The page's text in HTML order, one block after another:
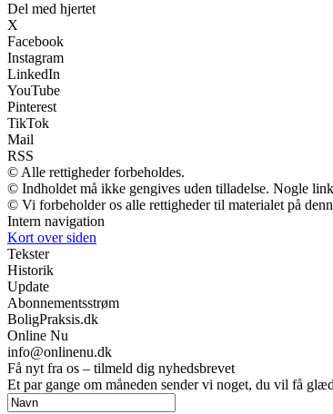
Del med hjertet
X
Facebook
Instagram
LinkedIn
YouTube
Pinterest
TikTok
Mail
RSS
© Alle rettigheder forbeholdes.
© Indholdet må ikke gengives uden tilladelse. Nogle
© Vi forbeholder os alle rettigheder til materialet på
Intern navigation
Kort over siden
Tekster
Historik
Update
Abonnementsstrøm
BoligPraksis.dk
Online Nu
info@onlinenu.dk
Få nyt fra os – tilmeld dig nyhedsbrevet
Et par gange om måneden sender vi noget, du vil få